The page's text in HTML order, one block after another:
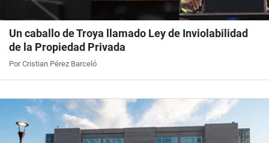
Un caballo de Troya llamado Ley de Inviolabilidad
de la Propiedad Privada
Por Cristian Pérez Barceló